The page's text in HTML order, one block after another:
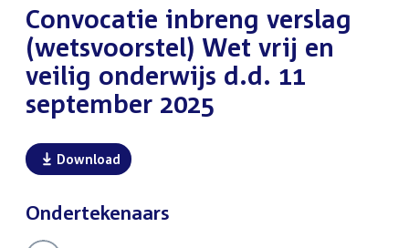
:Convocatie inbreng verslag
(wetsvoorstel) Wet vrij en
veilig onderwijs d.d. 11
september 2025
Download
Ondertekenaars